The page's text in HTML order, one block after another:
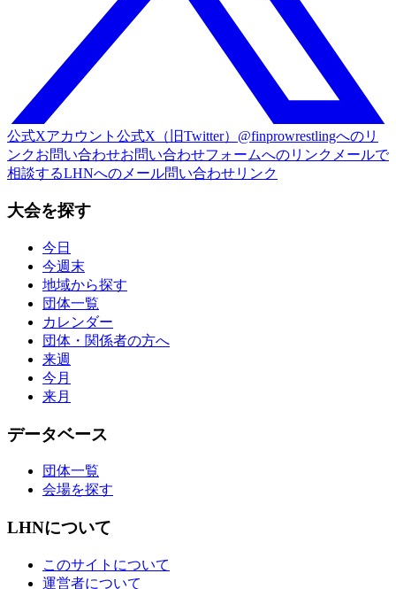
公式Xアカウント 公式X（旧Twitter）@finprowrestlingへのリ
ンクお問い合わせお問い合わせフォームへのリンク メールで
相談するLHNへのメール問い合わせリンク
大会を探す
今日
今週末
地域から探す
団体一覧
カレンダー
団体・関係者の方へ
来週
今月
来月
データベース
団体一覧
会場を探す
LHNについて
このサイトについて
運営者について